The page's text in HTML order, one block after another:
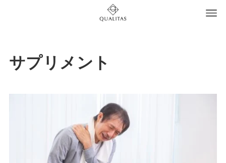
サプリメント